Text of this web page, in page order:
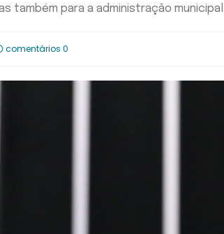
também para a administração municipal
comentários 0